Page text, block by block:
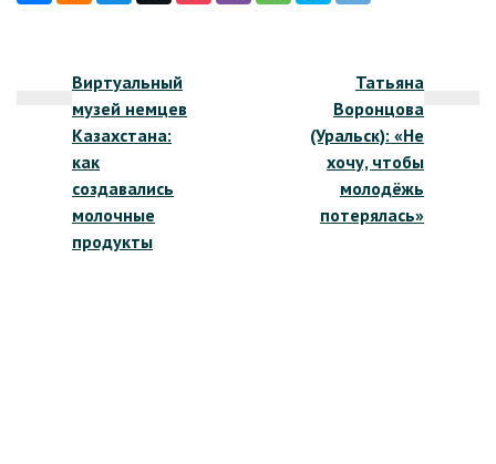
записям
Виртуальный
музей немцев
Казахстана:
как
создавались
молочные
продукты
Татьяна
Воронцова
(Уральск): «Не
хочу, чтобы
молодёжь
потерялась»